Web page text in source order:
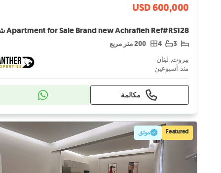
USD 600,000
3
4 200 متر مربع
بيروت, لبنان
منذ أسبوعين
مكالمة
Featured موثق